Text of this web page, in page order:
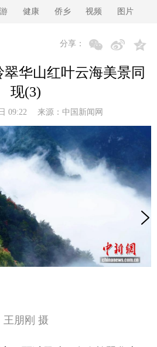
健康 侨乡 视频 图片
分享：
华山红叶云海美景同
现(3)
09:22 来源： 中国新闻网
王朋刚 摄